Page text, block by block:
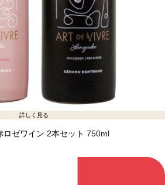
詳しく見る
ゼワイン 2本セット 750ml